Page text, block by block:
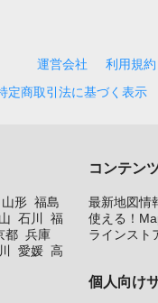
運営会社 利用規約
定商取引法に基づく表示
山形 福島
石川
福
都 兵庫
愛媛 高
コンテン
最新地図情
使える！
ラインスト
個人向け